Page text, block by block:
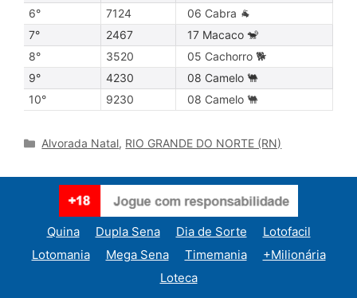
6°
7124
06 Cabra 🐐
7°
2467
17 Macaco 🐒
8°
3520
05 Cachorro 🐕
9°
4230
08 Camelo 🐫
10°
9230 08 Camelo 🐫
Categories
Alvorada Natal, RIO GRANDE DO NORTE (RN)
Quina Dupla Sena Dia de Sorte
Lotofacil
Lotomania
Mega Sena Timemania
+Milionária
Loteca